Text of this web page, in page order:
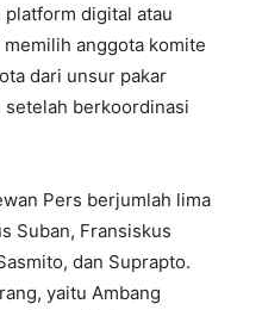
digital atau
anggota komite
dari unsur pakar
berkoordinasi
Pers berjumlah lima
Suban, Fransiskus
dan Suprapto.
yaitu Ambang